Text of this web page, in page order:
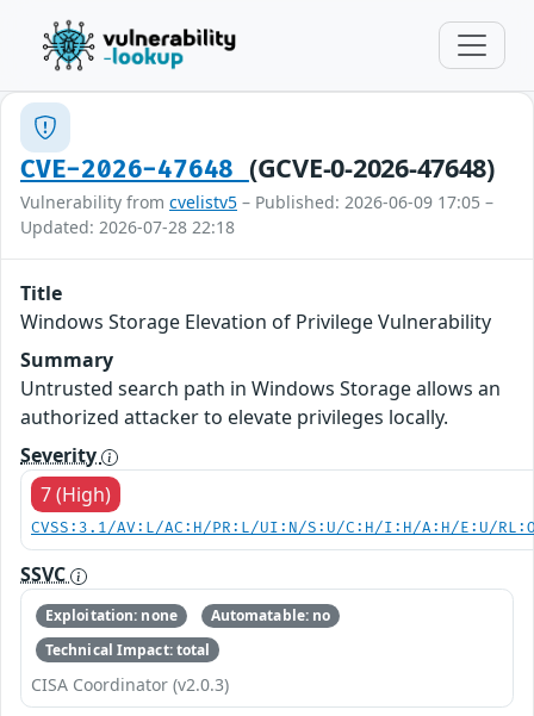
CVE-2026-47648 (GCVE-0-2026-47648)
Vulnerability from cvelistv5 – Published: 2026-06-09 17:05 –
Updated: 2026-07-28 22:18
Title
Windows Storage Elevation of Privilege Vulnerability
Summary
Untrusted search path in Windows Storage allows an
authorized attacker to elevate privileges locally.
Severity
7 (High)
CVSS:3.1/AV:L/AC:H/PR:L/UI:N/S:U/C:H/I:H/A:H/E:U/
SSVC
Exploitation: none
Automatable: no
Technical Impact: total
CISA Coordinator (v2.0.3)